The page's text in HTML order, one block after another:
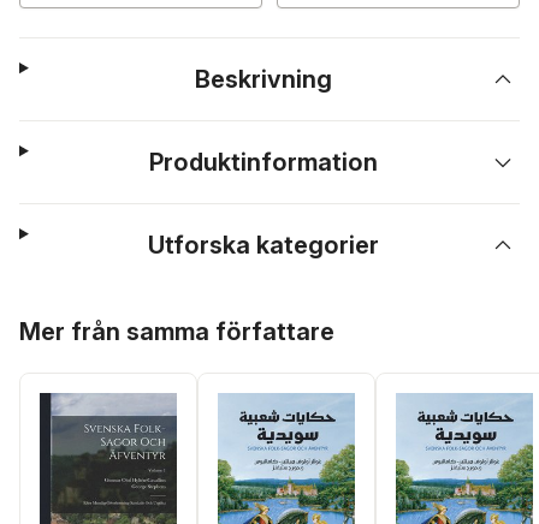
Beskrivning
Produktinformation
Utforska kategorier
Mer från samma författare